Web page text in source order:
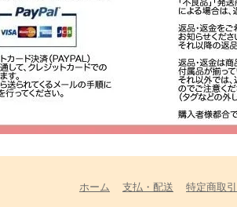
ホーム 支払・配送 特定商取